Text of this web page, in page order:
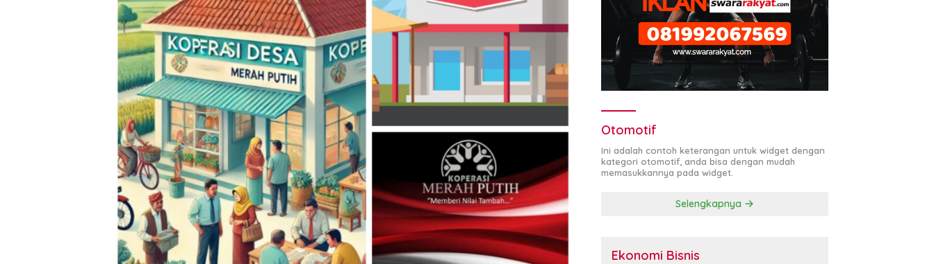
Otomotif
Ini adalah contoh keterangan untuk widget dengan
kategori otomotif, anda bisa dengan mudah
memasukkannya pada widget.
Selengkapnya
Ekonomi Bisnis